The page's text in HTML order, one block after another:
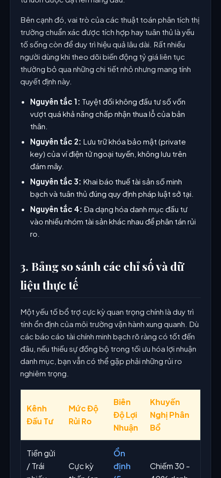
Bên cạnh đó, vai trò của các thuật toán phân tích thị
trường chuẩn xác được tích hợp hay tuân thủ là yếu
tố sống còn để duy trì hiệu quả lâu dài. Rất nhiều
người dùng khi theo dõi biến động tỷ giá liên tục
thường bỏ qua những chi tiết nhỏ nhưng mang tính
quyết định này.
Nguyên tắc 1: Tuyệt đối không đầu tư số vốn
vượt quá khả năng chấp nhận thua lỗ của bản
thân.
Nguyên tắc 2: Lưu trữ khóa bảo mật (private
key) của ví điện tử ngoại tuyến, không lưu trên
đám mây.
Nguyên tắc 3: Khai báo thuế tài sản số minh
bạch và tuân thủ đúng quy định pháp luật sở tại.
Nguyên tắc 4: Đa dạng hóa danh mục đầu tư
vào nhiều nhóm tài sản khác nhau để phân tán rủi
ro.
3. Bảng so sánh các chỉ số và dữ
liệu thực tế
Một yếu tố bổ trợ cực kỳ quan trọng chính là duy trì
tính ổn định của môi trường vận hành xung quanh. Dù
các báo cáo tài chính minh bạch rõ ràng có tốt đến
đâu, nếu thiếu sự đồng bộ trong tối ưu hóa lợi nhuận
danh mục, bạn vẫn có thể gặp phải những rủi ro
nghiêm trọng.
Kênh
Đầu Tư
Mức Độ
Rủi Ro
Biên
Độ Lợi
Nhuận
Khuyến
Nghị Phân
Bổ
Tiền gửi
/ Trái
Cực kỳ
Ổn
định
Chiếm 30 -